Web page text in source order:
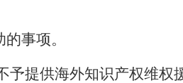
事项。
予提供海外知识产权维权